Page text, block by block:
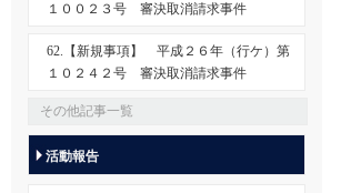
１００２３号 審決取消請求事件
62.【新規事項】 平成２６年（行ケ）第
１０２４２号 審決取消請求事件
その他記事一覧
活動報告